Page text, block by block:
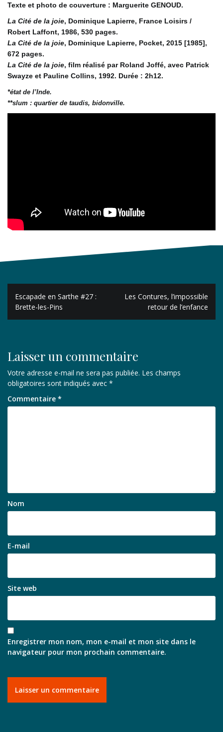
Texte et photo de couverture : Marguerite GENOUD.
La Cité de la joie, Dominique Lapierre, France Loisirs /
Robert Laffont, 1986, 530 pages.
La Cité de la joie, Dominique Lapierre, Pocket, 2015 [1985],
672 pages.
La Cité de la joie, film réalisé par Roland Joffé, avec Patrick
Swayze et Pauline Collins, 1992. Durée : 2h12.
*état de l’Inde.
**slum : quartier de taudis, bidonville.
Navigation
de
l’article
Escapade en Sarthe #27 :
Brette-les-Pins
Les Contures, l’impossible
retour de l’enfance
Laisser un commentaire
Votre adresse e-mail ne sera pas publiée. Les champs
obligatoires sont indiqués avec *
Commentaire *
Nom
E-mail
Site web
Enregistrer mon nom, mon e-mail et mon site dans le
navigateur pour mon prochain commentaire.